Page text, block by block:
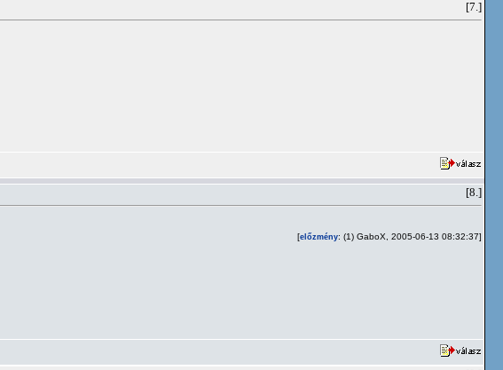
[7.]
[8.]
[előzmény: (1) GaboX, 2005-06-13 08:32:37]